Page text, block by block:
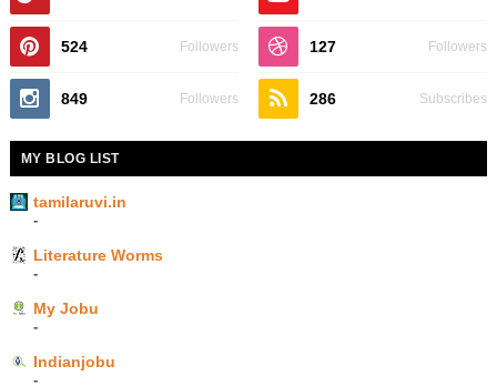
524 Followers 127 Followers
849 Followers 286 Subscribes
MY BLOG LIST
tamilaruvi.in
-
Literature Worms
-
My Jobu
-
Indianjobu
-